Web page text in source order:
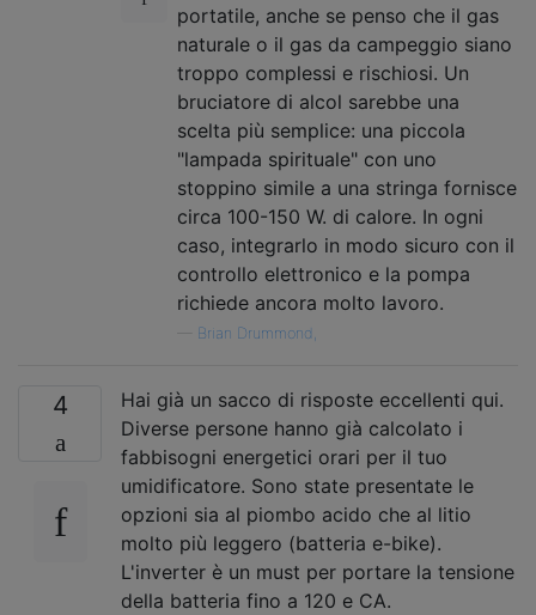
portatile, anche se penso che il gas
naturale o il gas da campeggio siano
troppo complessi e rischiosi. Un
bruciatore di alcol sarebbe una
scelta più semplice: una piccola
"lampada spirituale" con uno
stoppino simile a una stringa fornisce
circa 100-150 W. di calore. In ogni
caso, integrarlo in modo sicuro con il
controllo elettronico e la pompa
richiede ancora molto lavoro.
Brian Drummond,
4
Hai già un sacco di risposte eccellenti qui.
Diverse persone hanno già calcolato i
fabbisogni energetici orari per il tuo
umidificatore. Sono state presentate le
opzioni sia al piombo acido che al litio
molto più leggero (batteria e-bike).
L'inverter è un must per portare la tensione
della batteria fino a 120 e CA.